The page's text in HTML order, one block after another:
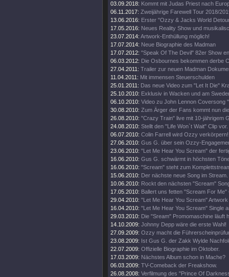
03.09.2018: Kommt mit Judas Priest nach
06.11.2017: Zweijährige Farewell Tour 2018/
13.06.2016: Erster "Ozzy & Jacks World
17.05.2016: Neues Reality Show und
23.07.2014: Artwork-Enthüllung möglich!
17.07.2014: Neue Biographie des Madman
17.07.2012: "Speak Of The Devil" 82er Show
06.03.2012: Die Osbournes bekommen derbe
27.04.2011: Trailer zur neuen Madman
11.04.2011: Mit immensen Steuerschulden
25.01.2011: Das neue Video zum "Let It Die"
25.10.2010: Exklusiv in Wacken und am
06.10.2010: Video zu John Lennon Coversong
30.08.2010: Zum Ärger der Fans kommt nun
26.08.2010: "Crazy Train" live mit 10-jährigem
24.08.2010: Stellt den "Life Won`t Wait" Clip vor.
06.07.2010: Colin Farrell wird Ozzy verkörpern!
27.06.2010: Gus G. über sein Ozzy-
23.06.2010: "Let Me Hear You Scream" der
16.06.2010: Gus G. schwärmt in höchsten
16.06.2010: "Scream" steht zum
15.06.2010: Der nächste neue Song im Stream.
10.06.2010: Rockt den nächsten "Scream"
17.05.2010: Ballert uns fetten "Scream For Me"
29.04.2010: "Let Me Hear You Scream" Artwork
16.04.2010: "Let Me Hear You Scream" Single
29.03.2010: Die "Sream" Promomaschine läuft
14.10.2009: Johnny Depp wäre die erste Wahl!
27.09.2009: Ozzy macht die
23.08.2009: Ist Gus G. der Zakk Wylde
22.07.2009: Offizielle Biographie im Oktober.
17.03.2009: Nächstes Album schon in Mache?
06.03.2009: TV-Comeback der Freakshow.
26.08.2008: Verfilmung des "Prince Of